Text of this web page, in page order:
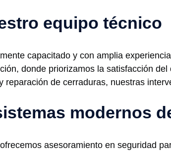
equipo técnico
capacitado y con amplia
donde priorizamos la satisfacción
reparación de cerraduras, nuestras
modernos
asesoramiento en seguridad